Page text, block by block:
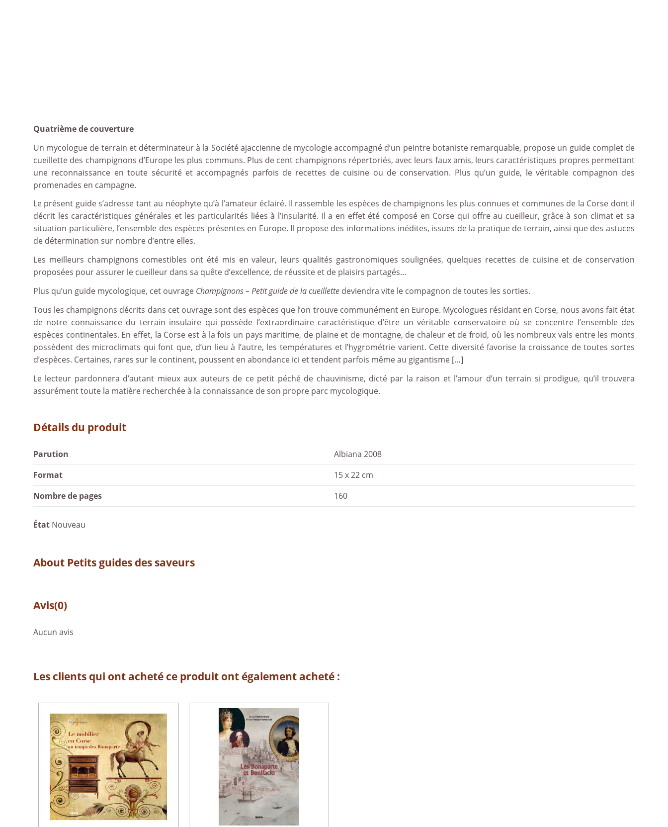
Quatrième de couverture
Un mycologue de terrain et déterminateur à la Société ajaccienne de mycologie accompagné d’un peintre botaniste remarquable, propose un guide complet de
cueillette des champignons d’Europe les plus communs. Plus de cent champignons répertoriés, avec leurs faux amis, leurs caractéristiques propres permettant
une reconnaissance en toute sécurité et accompagnés parfois de recettes de cuisine ou de conservation. Plus qu’un guide, le véritable compagnon des
promenades en campagne.
Le présent guide s’adresse tant au néophyte qu’à l’amateur éclairé. Il rassemble les espèces de champignons les plus connues et communes de la Corse dont il
décrit les caractéristiques générales et les particularités liées à l’insularité. Il a en effet été composé en Corse qui offre au cueilleur, grâce à son climat et sa
situation particulière, l’ensemble des espèces présentes en Europe. Il propose des informations inédites, issues de la pratique de terrain, ainsi que des astuces
de détermination sur nombre d’entre elles.
Les meilleurs champignons comestibles ont été mis en valeur, leurs qualités gastronomiques soulignées, quelques recettes de cuisine et de conservation
proposées pour assurer le cueilleur dans sa quête d’excellence, de réussite et de plaisirs partagés…
Plus qu’un guide mycologique, cet ouvrage Champignons – Petit guide de la cueillette deviendra vite le compagnon de toutes les sorties.
Tous les champignons décrits dans cet ouvrage sont des espèces que l’on trouve communément en Europe. Mycologues résidant en Corse, nous avons fait état
de notre connaissance du terrain insulaire qui possède l’extraordinaire caractéristique d’être un véritable conservatoire où se concentre l’ensemble des
espèces continentales. En effet, la Corse est à la fois un pays maritime, de plaine et de montagne, de chaleur et de froid, où les nombreux vals entre les monts
possèdent des microclimats qui font que, d’un lieu à l’autre, les températures et l’hygrométrie varient. Cette diversité favorise la croissance de toutes sortes
d’espèces. Certaines, rares sur le continent, poussent en abondance ici et tendent parfois même au gigantisme […]
Le lecteur pardonnera d’autant mieux aux auteurs de ce petit péché de chauvinisme, dicté par la raison et l’amour d’un terrain si prodigue, qu’il trouvera
assurément toute la matière recherchée à la connaissance de son propre parc mycologique.
Détails du produit
Parution
Albiana 2008
Format
15 x 22 cm
Nombre de pages
160
État Nouveau
About Petits guides des saveurs
Avis(0)
Aucun avis
Les clients qui ont acheté ce produit ont également acheté :